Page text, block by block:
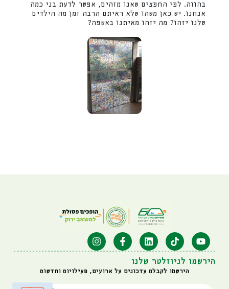
בהווה. לפי החפצים שאנו מזהים, אפשר לדעת בני כמה
אנחנו. יש כאן משהו שלא ראיתם הרבה זמן מה הילדים
שלנו יזהו? מה יזהו מאיתנו באשפה?
הירשמו לניוזלטר שלנו
הירשמו לקבלת עדכונים על ארועים, פעילויות וחדשות